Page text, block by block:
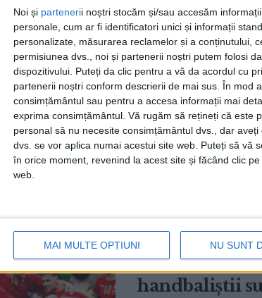
Noi și partenerii noștri stocăm și/sau accesăm
personale, cum ar fi identificatori unici și informații
personalizate, măsurarea reclamelor și a conținutului,
permisiunea dvs., noi și partenerii noștri putem folosi
dispozitivului. Puteți da clic pentru a vă da acordul cu
partenerii noștri conform descrierii de mai sus. În mod
consimțământul sau pentru a accesa informații mai
exprima consimțământul. Vă rugăm să rețineți că este
personal să nu necesite consimțământul dvs., dar
dvs. se vor aplica numai acestui site web. Puteți să vă
în orice moment, revenind la acest site și făcând clic
web.
MAI MULTE OPȚIUNI NU SUNT
Sucevenii
Codrin Radu,
CM U21.
antrenorul ”l-
bancă, a
Sucevenii Daniel
Petru
Vasile Boca
handbaliștii